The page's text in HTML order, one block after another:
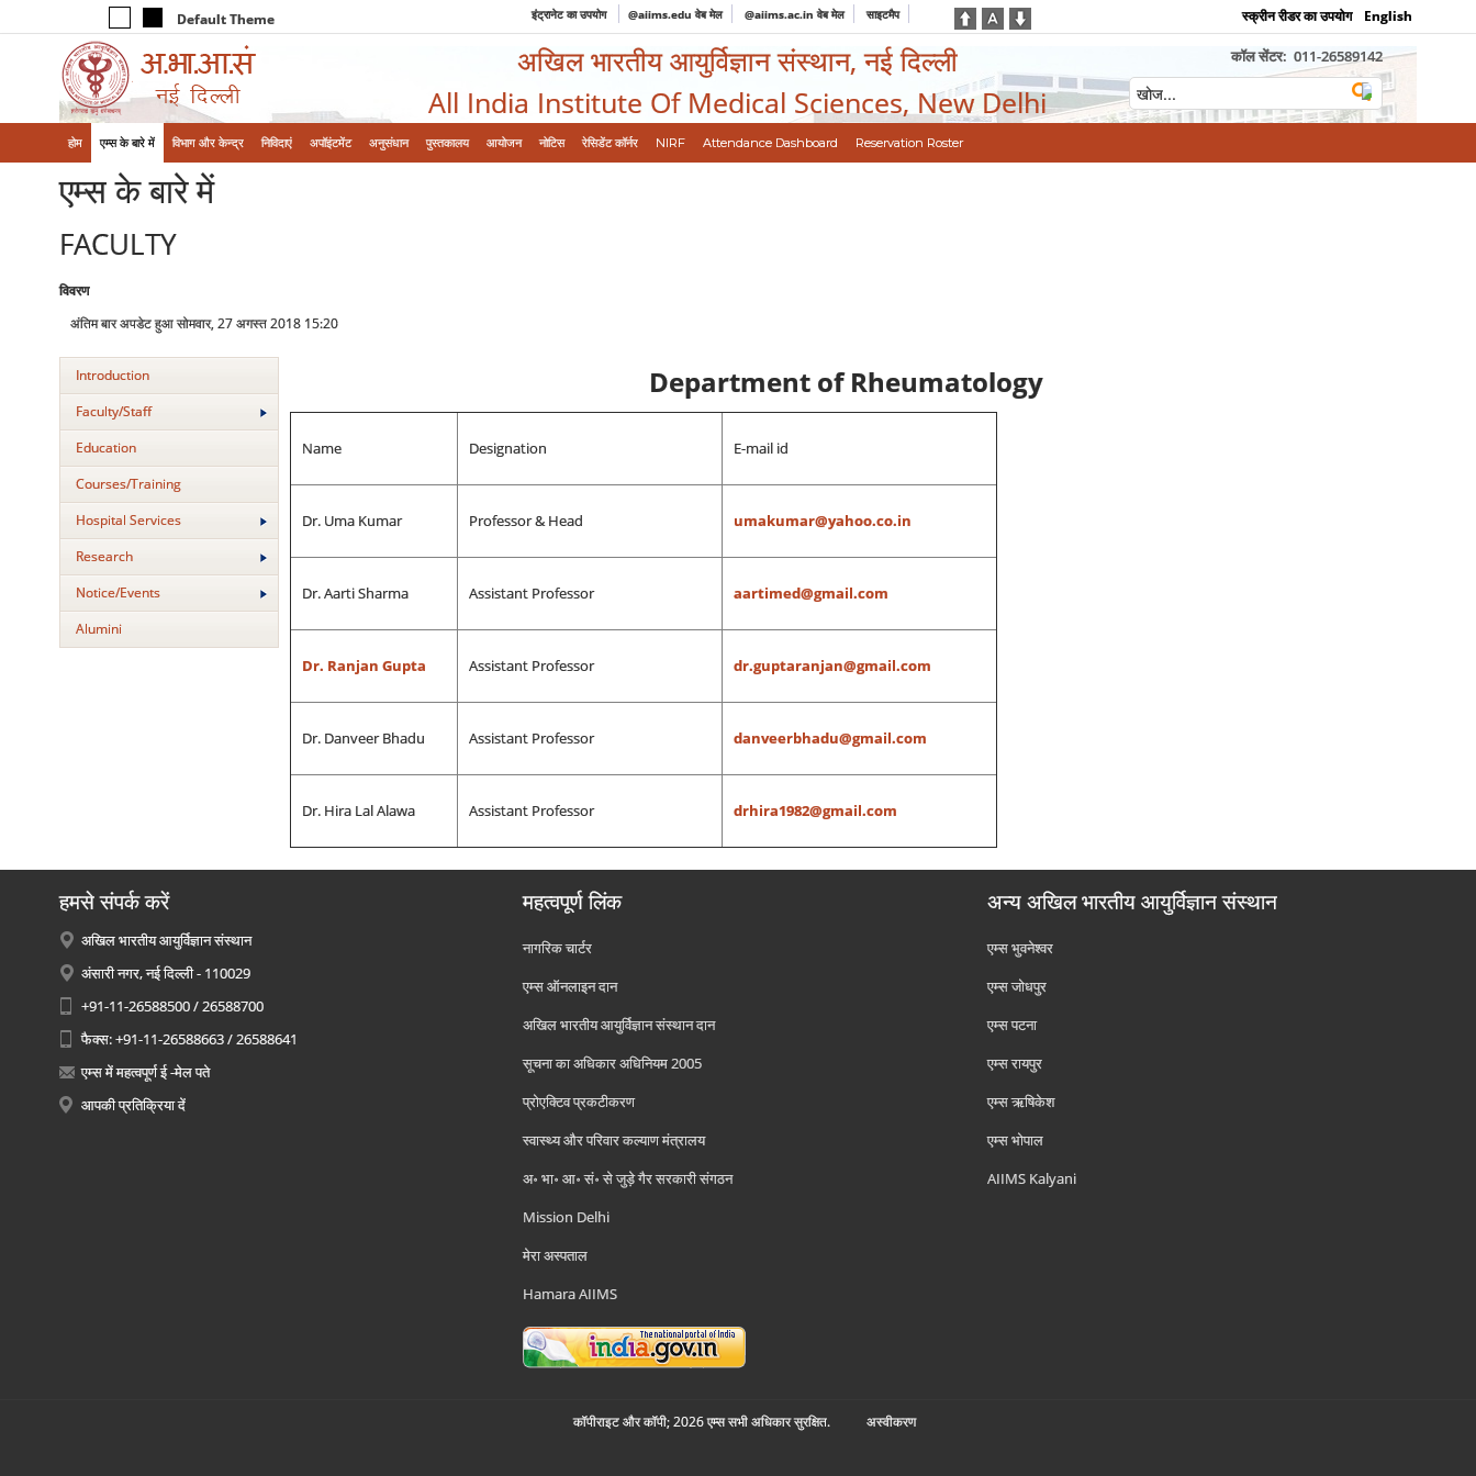
Default Theme इंट्रानेट का उपयोग @aiims.edu वेब मेल @aiims.ac.in वेब मेल साइटमैप स्क्रीन रीडर का उपयोग English
अखिल भारतीय आयुर्विज्ञान संस्थान, नई दिल्ली
All India Institute Of Medical Sciences, New Delhi
कॉल सेंटर: 011-26589142
होम एम्‍स के बारे में विभाग और केन्‍द्र निविदाएं अपॉइंटमेंट अनुसंधान पुस्तकालय आयोजन नोटिस रेसिडेंट कॉर्नर NIRF Attendance Dashboard Reservation Roster
एम्‍स के बारे में
FACULTY
विवरण
अंतिम बार अपडेट हुआ सोमवार, 27 अगस्त 2018 15:20
Introduction
Faculty/Staff
Education
Courses/Training
Hospital Services
Research
Notice/Events
Alumini
Department of Rheumatology
Name Designation E-mail id
Dr. Uma Kumar Professor & Head umakumar@yahoo.co.in
Dr. Aarti Sharma Assistant Professor aartimed@gmail.com
Dr. Ranjan Gupta Assistant Professor dr.guptaranjan@gmail.com
Dr. Danveer Bhadu Assistant Professor danveerbhadu@gmail.com
Dr. Hira Lal Alawa Assistant Professor drhira1982@gmail.com
हमसे संपर्क करें
अखिल भारतीय आयुर्विज्ञान संस्थान
अंसारी नगर, नई दिल्ली - 110029
+91-11-26588500 / 26588700
फैक्स: +91-11-26588663 / 26588641
एम्स में महत्वपूर्ण ई -मेल पते
आपकी प्रतिक्रिया दें
महत्वपूर्ण लिंक
नागरिक चार्टर
एम्स ऑनलाइन दान
अखिल भारतीय आयुर्विज्ञान संस्थान दान
सूचना का अधिकार अधिनियम 2005
प्रोएक्टिव प्रकटीकरण
स्वास्थ्य और परिवार कल्याण मंत्रालय
अ॰ भा॰ आ॰ सं॰ से जुड़े गैर सरकारी संगठन
Mission Delhi
मेरा अस्पताल
Hamara AIIMS
अन्य अखिल भारतीय आयुर्विज्ञान संस्थान
एम्‍स भुवनेश्वर
एम्‍स जोधपुर
एम्‍स पटना
एम्‍स रायपुर
एम्‍स ऋषिकेश
एम्‍स भोपाल
AIIMS Kalyani
कॉपीराइट और कॉपी; 2026 एम्स सभी अधिकार सुरक्षित. अस्‍वीकरण